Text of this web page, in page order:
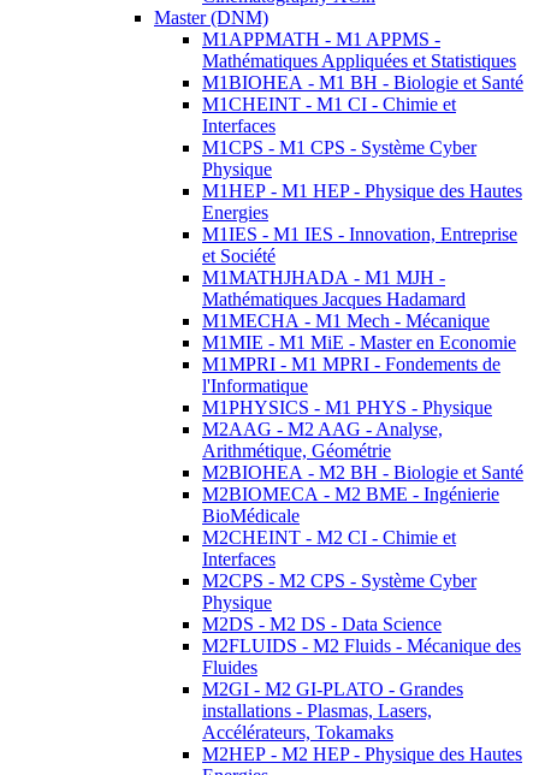
Master (DNM)
M1APPMATH - M1 APPMS -
Mathématiques Appliquées et Statistiques
M1BIOHEA - M1 BH - Biologie et Santé
M1CHEINT - M1 CI - Chimie et
Interfaces
M1CPS - M1 CPS - Système Cyber
Physique
M1HEP - M1 HEP - Physique des Hautes
Energies
M1IES - M1 IES - Innovation, Entreprise
et Société
M1MATHJHADA - M1 MJH -
Mathématiques Jacques Hadamard
M1MECHA - M1 Mech - Mécanique
M1MIE - M1 MiE - Master en Economie
M1MPRI - M1 MPRI - Fondements de
l'Informatique
M1PHYSICS - M1 PHYS - Physique
M2AAG - M2 AAG - Analyse,
Arithmétique, Géométrie
M2BIOHEA - M2 BH - Biologie et Santé
M2BIOMECA - M2 BME - Ingénierie
BioMédicale
M2CHEINT - M2 CI - Chimie et
Interfaces
M2CPS - M2 CPS - Système Cyber
Physique
M2DS - M2 DS - Data Science
M2FLUIDS - M2 Fluids - Mécanique des
Fluides
M2GI - M2 GI-PLATO - Grandes
installations - Plasmas, Lasers,
Accélérateurs, Tokamaks
M2HEP - M2 HEP - Physique des Hautes